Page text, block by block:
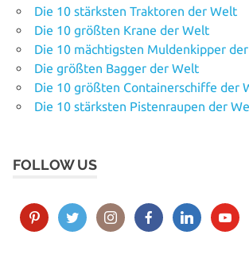
Die 10 stärksten Traktoren der Welt
Die 10 größten Krane der Welt
Die 10 mächtigsten Muldenkipper
Die größten Bagger der Welt
Die 10 größten Containerschiffe der
Die 10 stärksten Pistenraupen der
FOLLOW US